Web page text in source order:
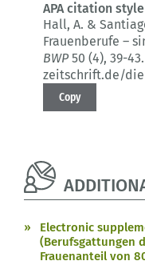
APA citation style
Hall, A. &
Frauenberufe –
BWP50 (4), 39-43.
zeitschrift.de/
Copy
Electronic
(Berufsgattungen
Frauenanteil von